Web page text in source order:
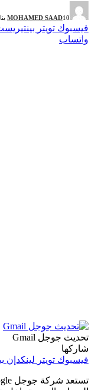
MOHAMED SAAD10 يناير، 2026
فيسبوك تويتر بينتيريست
واتساب
تحديث جوجل Gmail
شاركها
فيسبوك تويتر لينكدإن